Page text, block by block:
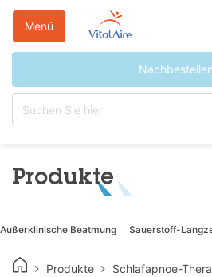
Nachbestellen
Menü
Produkte
Außerklinische Beatmung Sauerstoff-
Produkte Schlafapnoe-